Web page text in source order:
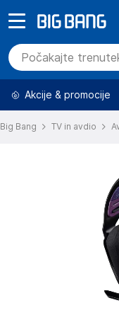
Akcije & promocije
Big Bang TV in avdio